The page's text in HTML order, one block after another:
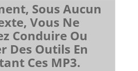
Sous Aucun
Vous Ne
Conduire Ou
Des Outils En
Ces MP3.